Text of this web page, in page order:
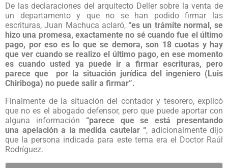
De las declaraciones del arquitecto Deller sobre la venta de
un departamento y que no se han podido firmar las
escrituras, Juan Machuca aclaró, “es un trámite normal, se
hizo una promesa, exactamente no sé cuando fue el último
pago, por eso es lo que se demora, son 18 cuotas y hay
que ver cuando se realizo el último pago, en ese momento
es cuando usted ya puede ir a firmar escrituras, pero
parece que por la situación jurídica del ingeniero (Luis
Chiriboga) no puede salir a firmar”.
Finalmente de la situación del contador y tesorero, explicó
que no es el abogado defensor, pero que puede aportar con
alguna información “parece que se está presentando
una apelación a la medida cautelar “, adicionalmente dijo
que la persona indicada para este tema era el Doctor Raúl
Rodríguez.